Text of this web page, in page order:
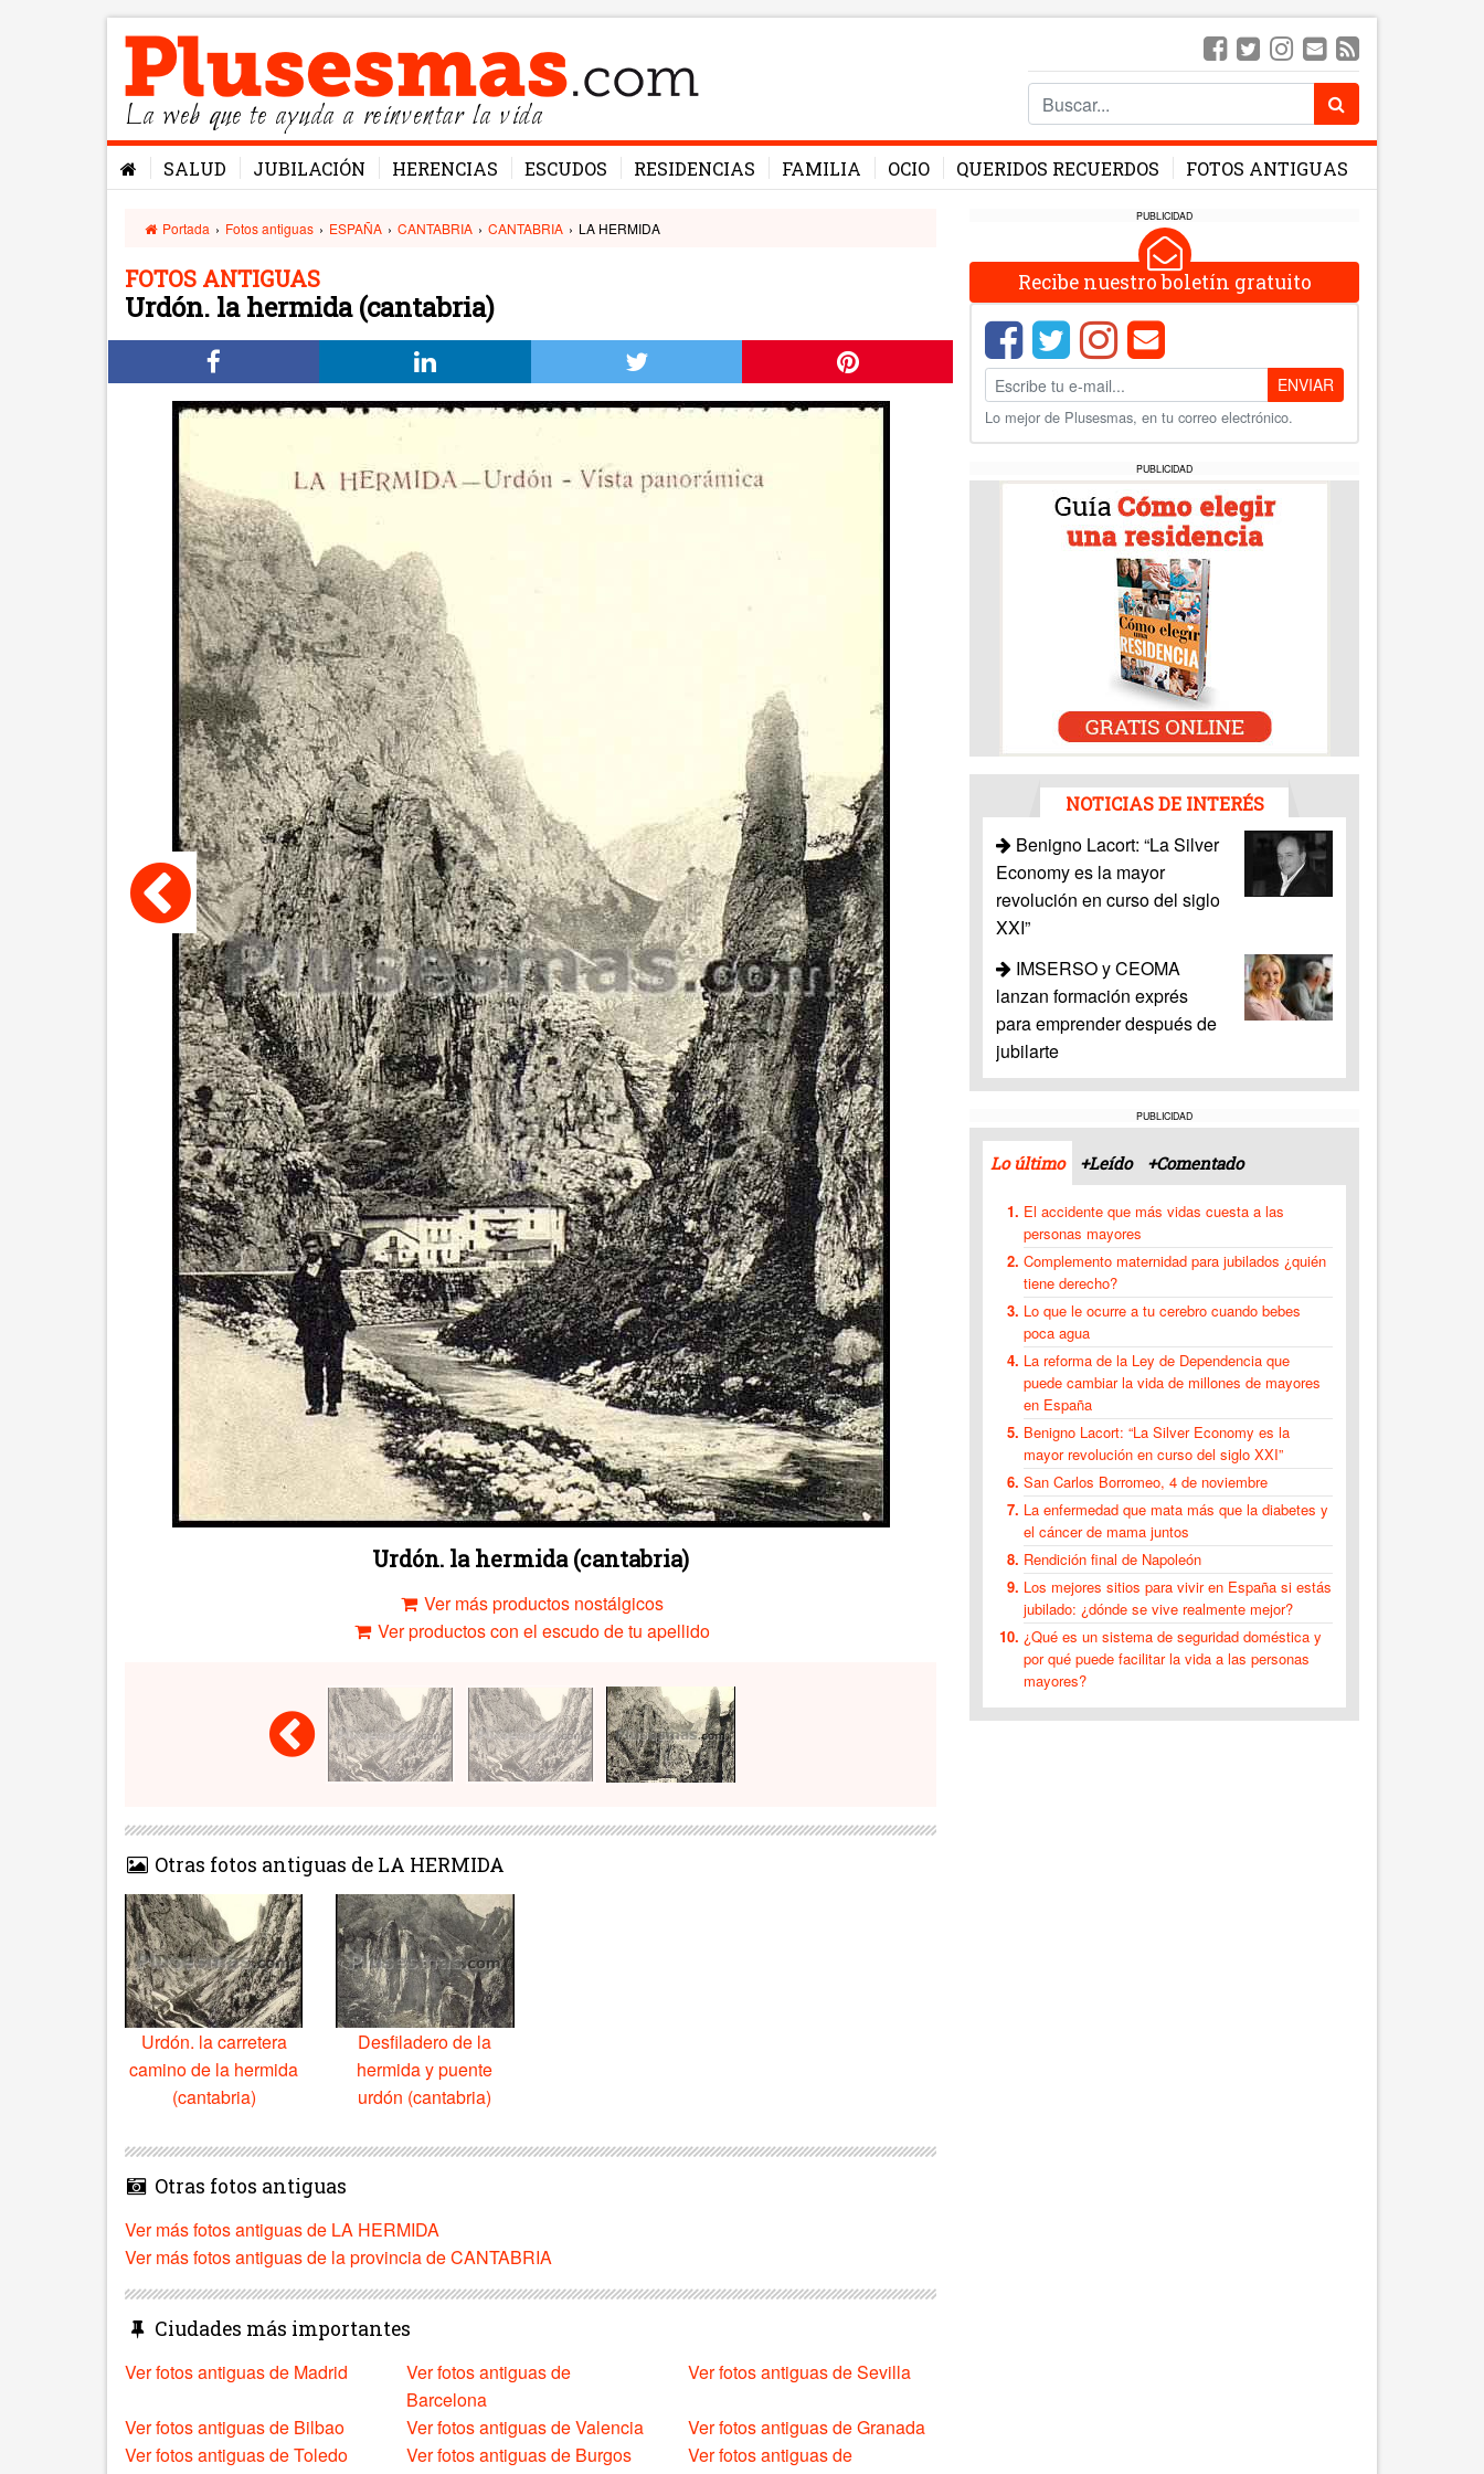
La web que te ayuda a reinventar la vida
SALUD JUBILACIÓN HERENCIAS ESCUDOS RESIDENCIAS FAMILIA OCIO QUERIDOS RECUERDOS FOTOS ANTIGUAS
Portada › Fotos antiguas › ESPAÑA › CANTABRIA › CANTABRIA › LA HERMIDA
FOTOS ANTIGUAS
Urdón. la hermida (cantabria)
Urdón. la hermida (cantabria)
Ver más productos nostálgicos
Ver productos con el escudo de tu apellido
Otras fotos antiguas de LA HERMIDA
Urdón. la carretera
camino de la hermida
(cantabria)
Desfiladero de la
hermida y puente
urdón (cantabria)
Otras fotos antiguas
Ver más fotos antiguas de LA HERMIDA
Ver más fotos antiguas de la provincia de CANTABRIA
Ciudades más importantes
Ver fotos antiguas de Madrid
Ver fotos antiguas de
Barcelona
Ver fotos antiguas de Sevilla
Ver fotos antiguas de Bilbao Ver fotos antiguas de Valencia
Ver fotos antiguas de Granada
Ver fotos antiguas de Toledo
Ver fotos antiguas de Burgos
Ver fotos antiguas de
PUBLICIDAD
Recibe nuestro boletín gratuito
ENVIAR
Lo mejor de Plusesmas, en tu correo electrónico.
PUBLICIDAD
NOTICIAS DE INTERÉS
Benigno Lacort: “La Silver
Economy es la mayor
revolución en curso del siglo
XXI”
IMSERSO y CEOMA
lanzan formación exprés
para emprender después de
jubilarte
PUBLICIDAD
Lo último +Leído +Comentado
El accidente que más vidas cuesta a las
personas mayores
Complemento maternidad para jubilados ¿quién
tiene derecho?
Lo que le ocurre a tu cerebro cuando bebes
poca agua
La reforma de la Ley de Dependencia que
puede cambiar la vida de millones de mayores
en España
Benigno Lacort: “La Silver Economy es la
mayor revolución en curso del siglo XXI”
San Carlos Borromeo, 4 de noviembre
La enfermedad que mata más que la diabetes y
el cáncer de mama juntos
Rendición final de Napoleón
Los mejores sitios para vivir en España si estás
jubilado: ¿dónde se vive realmente mejor?
¿Qué es un sistema de seguridad doméstica y
por qué puede facilitar la vida a las personas
mayores?